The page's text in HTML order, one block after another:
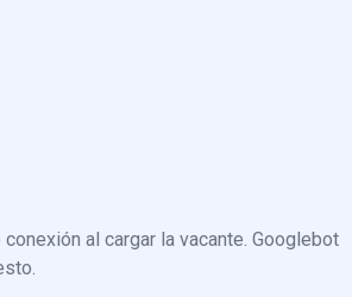
al cargar la vacante. Googlebot